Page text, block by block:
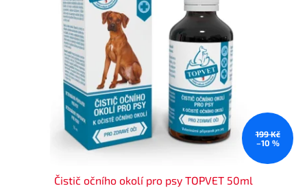
199 Kč
–10 %
Čistič očního okolí pro psy TOPVET 50ml